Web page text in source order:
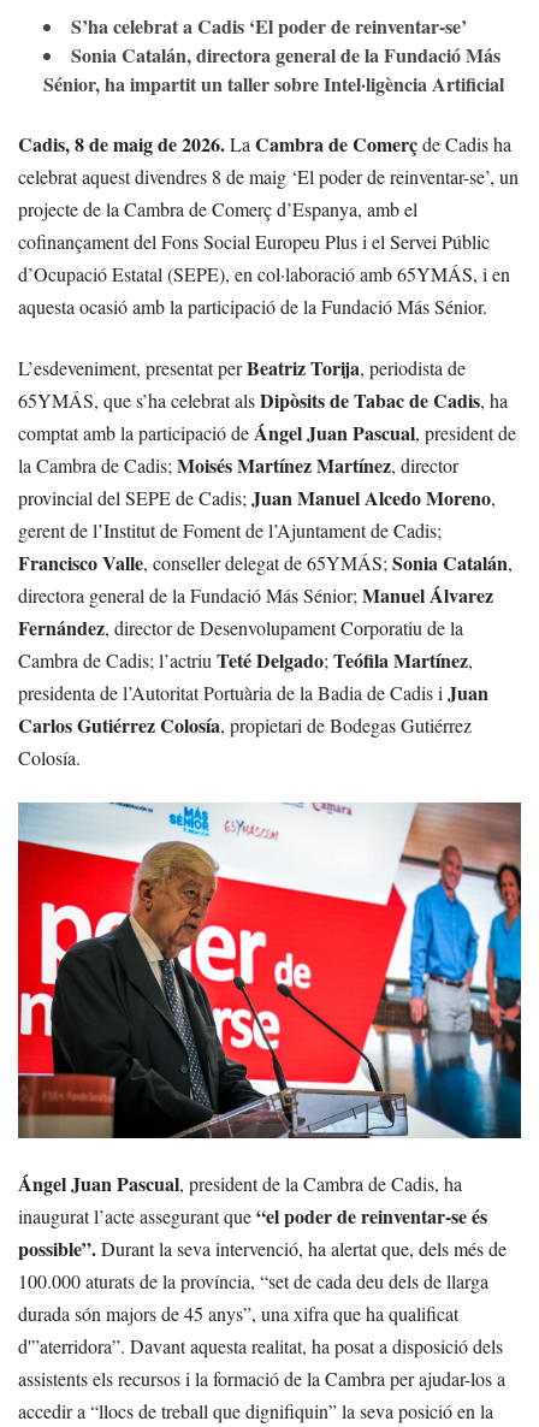
S’ha celebrat a Cadis ‘El poder de reinventar-se’
Sonia Catalán, directora general de la Fundació Más
Sénior, ha impartit un taller sobre Intel·ligència Artificial
Cadis, 8 de maig de 2026.LaCambra de Comerçde Cadis ha
celebrat aquest divendres 8 de maig ‘El poder de reinventar-se’, un
projecte de la Cambra de Comerç d’Espanya, amb el
cofinançament del Fons Social Europeu Plus i el Servei Públic
d’Ocupació Estatal (SEPE), en col·laboració amb 65YMÁS, i en
aquesta ocasió amb la participació de la Fundació Más Sénior.
L’esdeveniment, presentat perBeatriz Torija, periodista de
65YMÁS, que s’ha celebrat alsDipòsits de Tabac de Cadis, ha
comptat amb la participació deÁngel Juan Pascual, president de
la Cambra de Cadis;Moisés Martínez Martínez, director
provincial del SEPE de Cadis;Juan Manuel Alcedo Moreno,
gerent de l’Institut de Foment de l’Ajuntament de Cadis;
Francisco Valle, conseller delegat de 65YMÁS;Sonia Catalán,
directora general de la Fundació Más Sénior;Manuel Álvarez
Fernández, director de Desenvolupament Corporatiu de la
Cambra de Cadis; l’actriuTeté Delgado;Teófila Martínez,
presidenta de l’Autoritat Portuària de la Badia de Cadis iJuan
Carlos Gutiérrez Colosía, propietari de Bodegas Gutiérrez
Colosía.
Ángel Juan Pascual, president de la Cambra de Cadis, ha
inaugurat l’acte assegurant que“el poder de reinventar-se és
possible”.Durant la seva intervenció, ha alertat que, dels més de
100.000 aturats de la província, “set de cada deu dels de llarga
durada són majors de 45 anys”, una xifra que ha qualificat
d'”aterridora”. Davant aquesta realitat, ha posat a disposició dels
assistents els recursos i la formació de la Cambra per ajudar-los a
accedir a “llocs de treball que dignifiquin” la seva posició en la